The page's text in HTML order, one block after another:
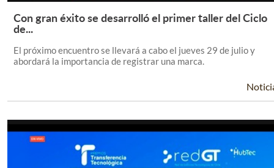
Leer Más +
Con gran éxito se desarrolló el primer taller del Ciclo
de...
El próximo encuentro se llevará a cabo el jueves 29 de julio y
abordará la importancia de registrar una marca.